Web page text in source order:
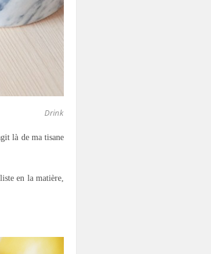
Drink
là de ma tisane
en la matière,